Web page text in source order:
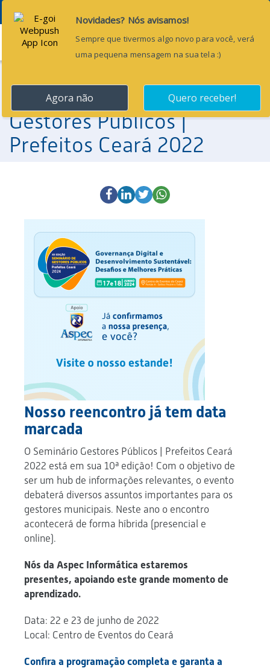
Menu
X Edição do Seminário de
Gestores Públicos |
Prefeitos Ceará 2022
Nosso reencontro já tem data
marcada
O Seminário Gestores Públicos | Prefeitos Ceará
2022 está em sua 10ª edição! Com o objetivo de
ser um hub de informações relevantes, o evento
debaterá diversos assuntos importantes para os
gestores municipais. Neste ano o encontro
acontecerá de forma híbrida (presencial e
online).
Nós da Aspec Informática estaremos
presentes, apoiando este grande momento de
aprendizado.
Data: 22 e 23 de junho de 2022
Local: Centro de Eventos do Ceará
Confira a programação completa e garanta a